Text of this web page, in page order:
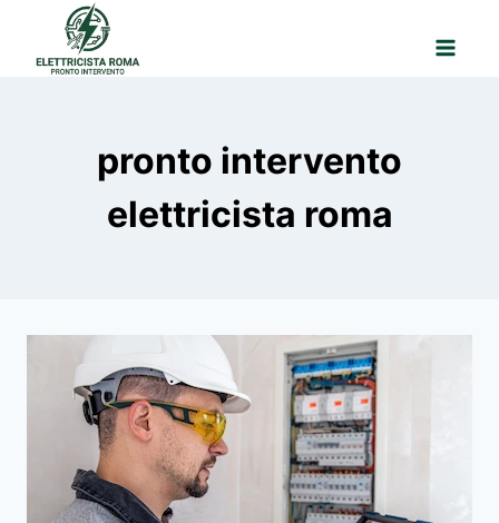
contenuto
pronto intervento
elettricista roma